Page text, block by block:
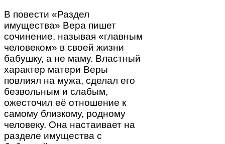
В повести «Раздел
имущества» Вера пишет
сочинение, называя «главным
человеком» в своей жизни
бабушку, а не маму. Властный
характер матери Веры
повлиял на мужа, сделал его
безвольным и слабым,
ожесточил её отношение к
самому близкому, родному
человеку. Она настаивает на
разделе имущества с